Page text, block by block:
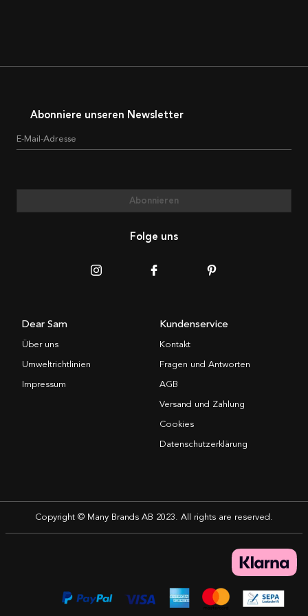
Abonniere unseren Newsletter
E-Mail-Adresse
Abonnieren
Folge uns
Dear Sam
Über uns
Umweltrichtlinien
Impressum
Kundenservice
Kontakt
Fragen und Antworten
AGB
Versand und Zahlung
Cookies
Datenschutzerklärung
Copyright © Many Brands AB 2023. All rights are reserved.